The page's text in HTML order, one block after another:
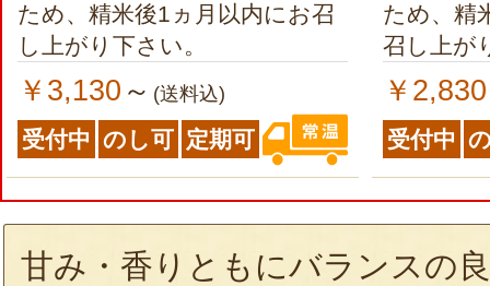
ため、精米後1ヵ月以内にお召
し上がり下さい。
￥3,130 ～ (送料込)
受付中 のし可 定期可
ため、精
召し上が
￥2,830
受付中
甘み・香りともにバランスの